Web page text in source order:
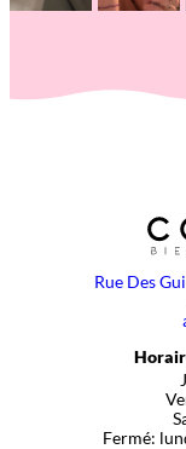
Rue Des
Fermé: